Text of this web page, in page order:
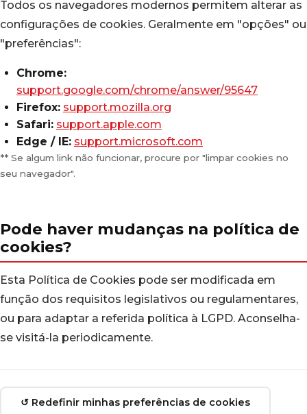
Todos os navegadores modernos permitem alterar as
configurações de cookies. Geralmente em "opções" ou
"preferências":
Chrome:
support.google.com/chrome/answer/95647
Firefox: support.mozilla.org
Safari: support.apple.com
Edge / IE: support.microsoft.com
** Se algum link não funcionar, procure por "limpar cookies no
seu navegador".
Pode haver mudanças na política de
cookies?
Esta Política de Cookies pode ser modificada em
função dos requisitos legislativos ou regulamentares,
ou para adaptar a referida política à LGPD. Aconselha-
se visitá-la periodicamente.
↺ Redefinir minhas preferências de cookies